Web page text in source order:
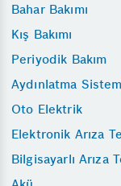
Bahar Bakımı
Kış Bakımı
Periyodik Bakım
Aydınlatma
Oto Elektrik
Elektronik Arıza
Bilgisayarlı Arıza